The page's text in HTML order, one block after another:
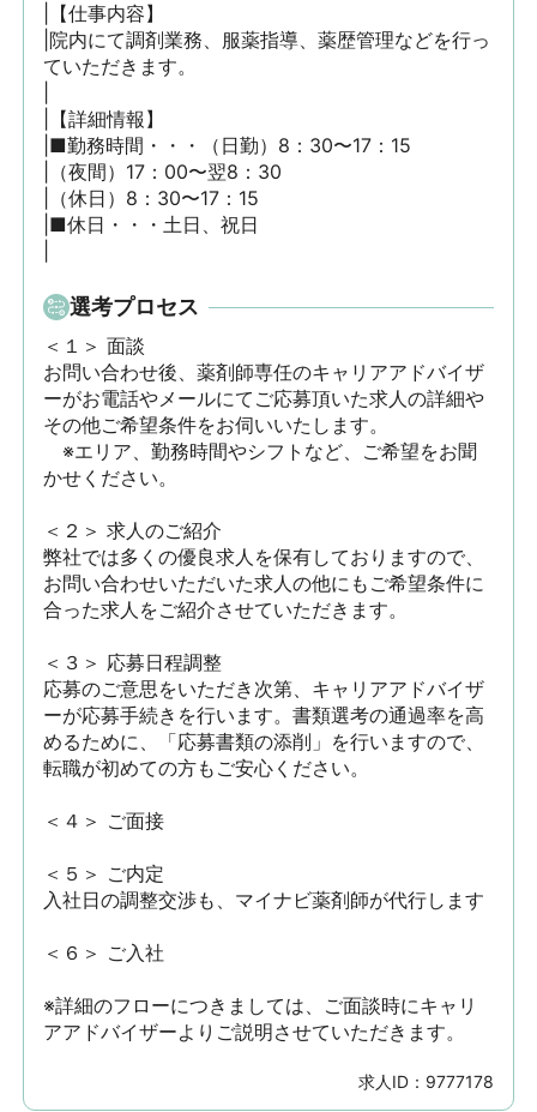
|【仕事内容】
|院内にて調剤業務、服薬指導、薬歴管理などを行っ
ていただきます。
|【詳細情報】
|■勤務時間・・・（日勤）8：30〜17：15
|（夜間）17：00〜翌8：30
|（休日）8：30〜17：15
|■休日・・・土日、祝日
選考プロセス
＜１＞ 面談
お問い合わせ後、薬剤師専任のキャリアアドバイザ
ーがお電話やメールにてご応募頂いた求人の詳細や
その他ご希望条件をお伺いいたします。
※エリア、勤務時間やシフトなど、ご希望をお聞
かせください。
＜２＞ 求人のご紹介
弊社では多くの優良求人を保有しておりますので、
お問い合わせいただいた求人の他にもご希望条件に
合った求人をご紹介させていただきます。
＜３＞ 応募日程調整
応募のご意思をいただき次第、キャリアアドバイザ
ーが応募手続きを行います。書類選考の通過率を高
めるために、「応募書類の添削」を行いますので、
転職が初めての方もご安心ください。
＜４＞ ご面接
＜５＞ ご内定
入社日の調整交渉も、マイナビ薬剤師が代行します
＜６＞ ご入社
※詳細のフローにつきましては、ご面談時にキャリ
アアドバイザーよりご説明させていただきます。
求人ID： 9777178